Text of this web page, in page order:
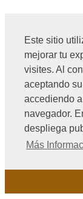
Este sitio
mejorar tu
visites. Al
aceptando
accediendo
navegador.
despliega
Más